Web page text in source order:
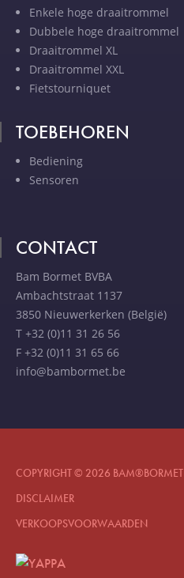
Enkele hoge draaitrommel
Dubbele hoge draaitrommel
Draaitrommel XL
Draaitrommel XXL
Fietstourniquet
TOEBEHOREN
Bediening
Sensoren
CONTACT
Bam Bormet BVBA
Ambachtstraat 1137
3850 Nieuwerkerken (België)
T +32 (0)11 31 26 56
F +32 (0)11 31 65 66
info@bambormet.be
COPYRIGHT © 2026 BAM®BORMET
DISCLAIMER
VERKOOPSVOORWAARDEN